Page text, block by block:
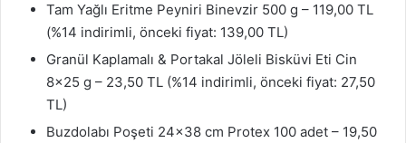
Tam Yağlı Eritme Peyniri Binevzir 500 g – 119,00 TL
(%14 indirimli, önceki fiyat: 139,00 TL)
Granül Kaplamalı & Portakal Jöleli Bisküvi Eti Cin
8×25 g – 23,50 TL (%14 indirimli, önceki fiyat: 27,50
TL)
Buzdolabı Poşeti 24×38 cm Protex 100 adet – 19,50